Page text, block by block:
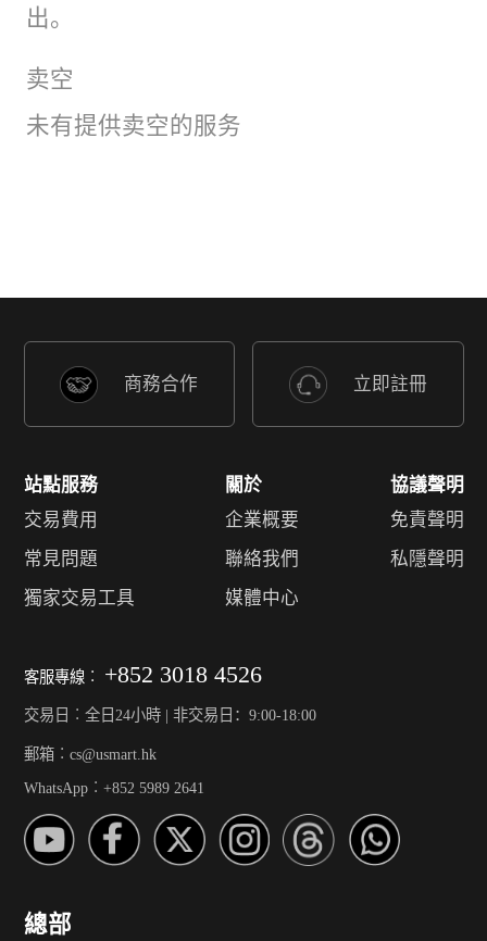
出。
卖空
未有提供卖空的服务
商務合作 立即註冊
站點服務
交易費用
常見問題
獨家交易工具
關於
企業概要
聯絡我們
媒體中心
協議聲明
免責聲明
私隱聲明
客服專線︰ +852 3018 4526
交易日︰全日24小時 | 非交易日：9:00-18:00
郵箱︰cs@usmart.hk
WhatsApp︰+852 5989 2641
總部